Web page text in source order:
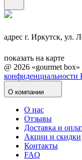
адрес г. Иркутск, ул.
показать на карте
@ 2026 «gourmet box»
конфиденциальности
О компании
О нас
Отзывы
Доставка и
Акции и скидки
Контакты
FAQ